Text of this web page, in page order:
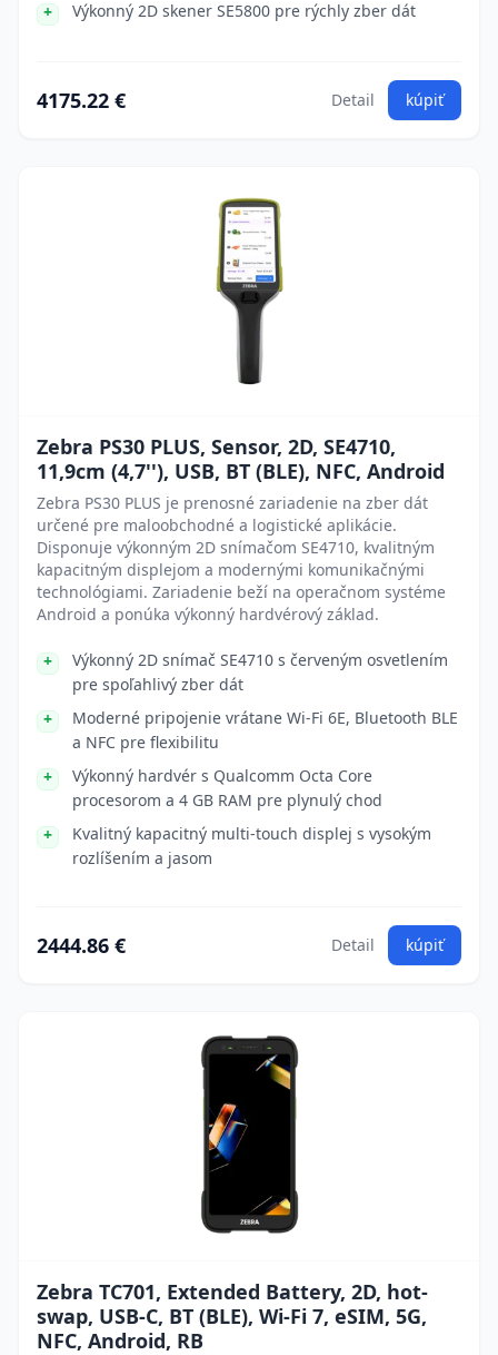
Výkonný 2D skener SE5800 pre rýchly zber dát
4175.22 € Detail kúpiť
Zebra PS30 PLUS, Sensor, 2D, SE4710,
11,9cm (4,7''), USB, BT (BLE), NFC, Android
Zebra PS30 PLUS je prenosné zariadenie na zber dát
určené pre maloobchodné a logistické aplikácie.
Disponuje výkonným 2D snímačom SE4710, kvalitným
kapacitným displejom a modernými komunikačnými
technológiami. Zariadenie beží na operačnom systéme
Android a ponúka výkonný hardvérový základ.
Výkonný 2D snímač SE4710 s červeným osvetlením
pre spoľahlivý zber dát
Moderné pripojenie vrátane Wi-Fi 6E, Bluetooth BLE
a NFC pre flexibilitu
Výkonný hardvér s Qualcomm Octa Core
procesorom a 4 GB RAM pre plynulý chod
Kvalitný kapacitný multi-touch displej s vysokým
rozlíšením a jasom
2444.86 € Detail kúpiť
Zebra TC701, Extended Battery, 2D, hot-
swap, USB-C, BT (BLE), Wi-Fi 7, eSIM, 5G,
NFC, Android, RB